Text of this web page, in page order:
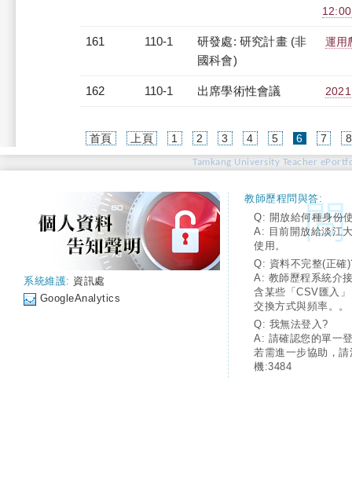
161 110-1
研發處: 研究計畫 (非
國科會)
運用
162 110-1 出席學術性會議
首頁 上頁 1 2 3 4 5 6(current)
7 8
Tamkang University Teacher
系統維護: 資訊處
GoogleAnalytics
教師歷程問與答:
Q: 開放給何種身份
A: 目前開放給淡江
使用。
Q: 資料不完整(正確
A: 教師歷程系統介
含某些「CSV匯入
交換方式與頻率。。
Q: 我無法登入?
A: 請確認您的單一
若需進一步協助，
機:3484